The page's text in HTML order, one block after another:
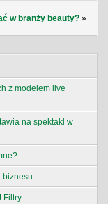
w branży beauty? »
z modelem live
na spektakl w
biznesu
Filtry